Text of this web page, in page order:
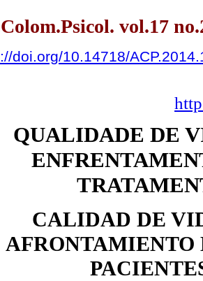
vol.17
doi.org/10.14718/
QUALIDADE DE
CALIDAD DE
AFRONTAMIENTO